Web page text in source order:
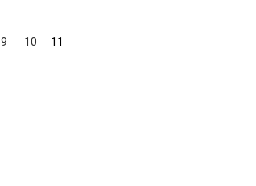
9 10 11